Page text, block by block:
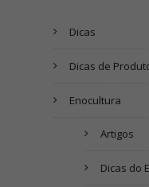
Dicas
Dicas de
Enocultura
Artigos
Dicas do